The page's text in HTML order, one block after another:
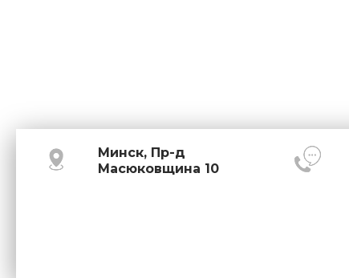
Минск, Пр-д
Масюковщина 10